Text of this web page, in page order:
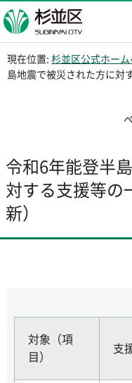
杉並区
現在位置: 杉並区公式ホー
島地震で被災された方に対
令和6年能登半
対する支援等の
新）
対象（項
目）
支